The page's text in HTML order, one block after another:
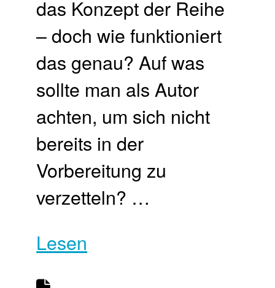
das Konzept der Reihe
– doch wie funktioniert
das genau? Auf was
sollte man als Autor
achten, um sich nicht
bereits in der
Vorbereitung zu
verzetteln? …
Lesen